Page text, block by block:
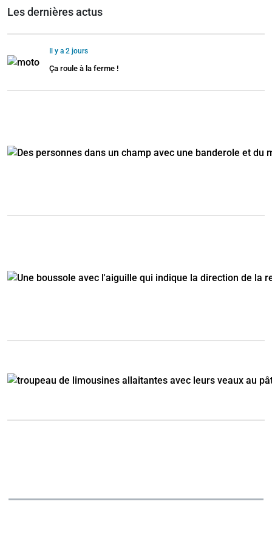
Les dernières actus
Il y a 2 jours
Ça roule à la ferme !